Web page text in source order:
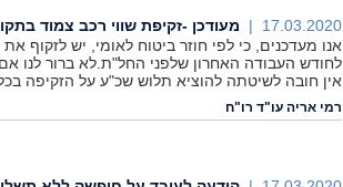
17.03.2020 |
מעודכן -זקיפת שווי רכב צמוד
אנו מעדכנים, כי לפי חוזר ביטוח לאומי, יש לזקוף
לחודש העבודה האחרון שלפני החל"ת.לא ברור לנו
אין חובה לשיטתה להוציא תלוש שכ"ע על הזקיפה
רמי אריה עו"ד רו"ח